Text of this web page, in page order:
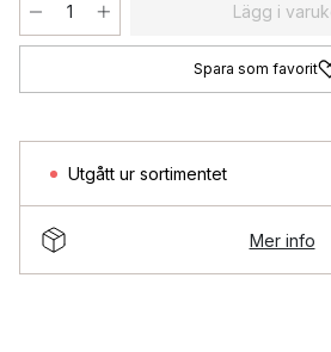
Lägg i
Spara som favorit
Utgått ur sortimentet
Mer info